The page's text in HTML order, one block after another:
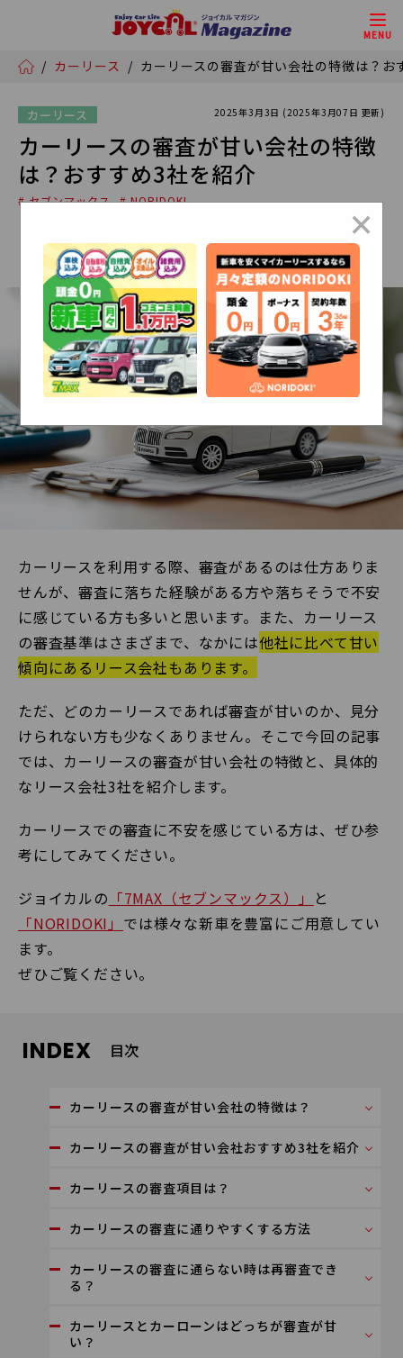
MENU
/ カーリース / カーリースの審査が甘い会社の特徴は？お
カーリース 2025年3月3日 (2025年3月07日 更新)
カーリースの審査が甘い会社の特徴
は？おすすめ3社を紹介
# セブンマックス # NORIDOKI
カーリースを利用する際、審査があるのは仕方ありま
せんが、審査に落ちた経験がある方や落ちそうで不安
に感じている方も多いと思います。また、カーリース
の審査基準はさまざまで、なかには他社に比べて甘い
傾向にあるリース会社もあります。
ただ、どのカーリースであれば審査が甘いのか、見分
けられない方も少なくありません。そこで今回の記事
では、カーリースの審査が甘い会社の特徴と、具体的
なリース会社3社を紹介します。
カーリースでの審査に不安を感じている方は、ぜひ参
考にしてみてください。
ジョイカルの 「7MAX（セブンマックス）」
と
「NORIDOKI」 では様々な新車を豊富にご用意してい
ます。
ぜひご覧ください。
INDEX 目次
カーリースの審査が甘い会社の特徴は？
カーリースの審査が甘い会社おすすめ3社を紹介
カーリースの審査項目は？
カーリースの審査に通りやすくする方法
カーリースの審査に通らない時は再審査でき
る？
カーリースとカーローンはどっちが審査が甘
い？
×